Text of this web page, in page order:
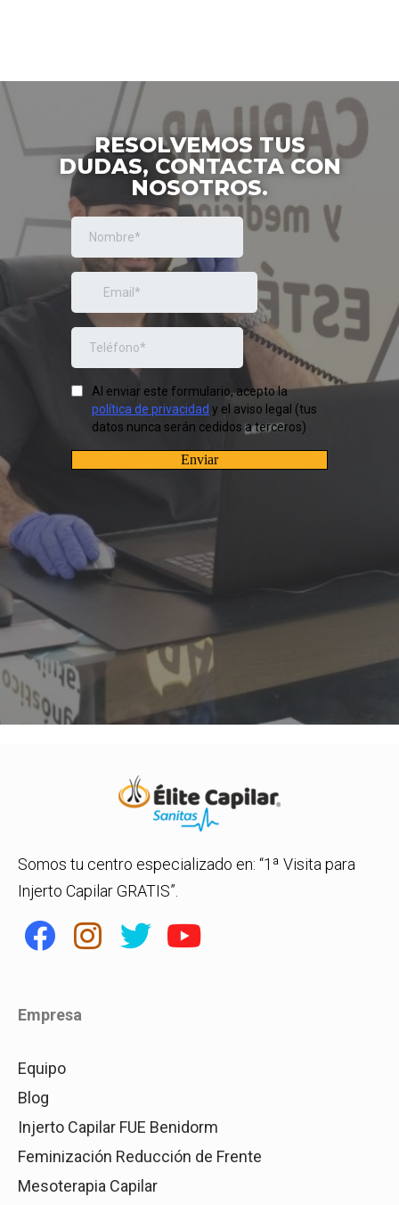
RESOLVEMOS TUS
DUDAS, CONTACTA CON
NOSOTROS.
Somos tu centro especializado en: “1ª Visita para
Injerto Capilar GRATIS”.
Empresa
Equipo
Blog
Injerto Capilar FUE Benidorm
Feminización Reducción de Frente
Mesoterapia Capilar